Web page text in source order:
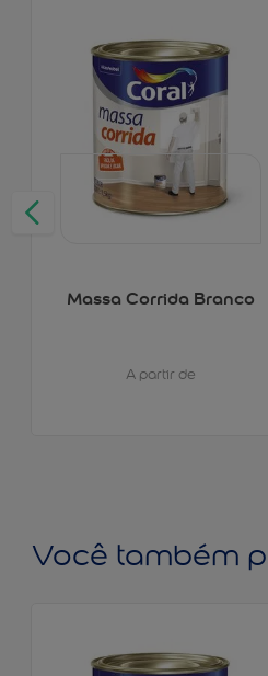
Massa Corrida Branco
A partir de
Você também